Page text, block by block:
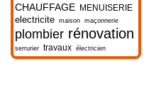
CHAUFFAGE MENUISERIE
electricite maison maçonnerie
plombier rénovation
serrurier travaux électricien